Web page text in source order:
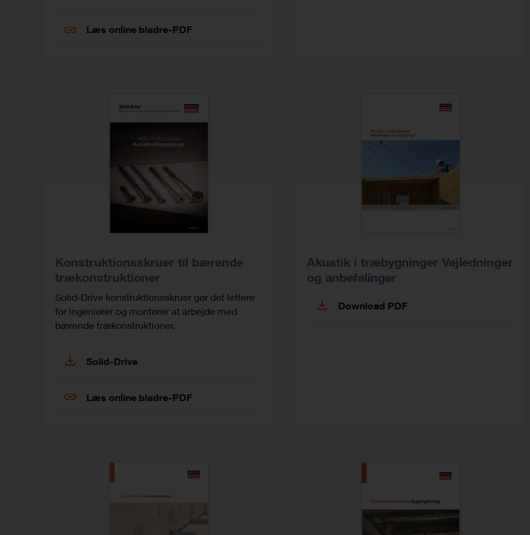
Læs online bladre-PDF
Konstruktionsskruer til bærende
trækonstruktioner
Solid-Drive konstruktionsskruer gør det lettere
for ingeniører og montører at arbejde med
bærende trækonstruktioner.
Solid-Drive
Læs online bladre-PDF
Akustik i træbygninger Vejledninger
og anbefalinger
Download PDF